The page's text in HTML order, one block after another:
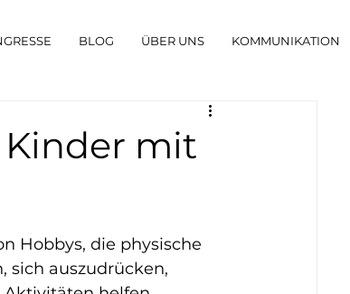
BLOG ÜBER UNS KOMMUNIKATION
mit
Hobbys, die physische
sich auszudrücken,